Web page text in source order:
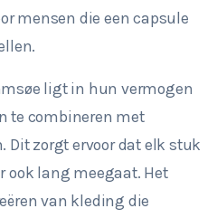
mensen die een capsule
ligt in hun vermogen
te combineren met
Dit zorgt ervoor dat elk stuk
ook lang meegaat. Het
van kleding die